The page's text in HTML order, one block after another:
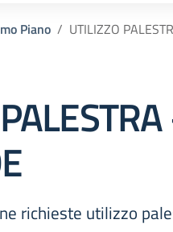
Piano UTILIZZO
richieste utilizzo